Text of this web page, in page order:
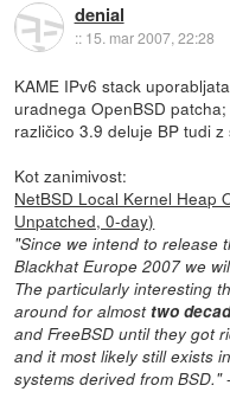
denial
:: 15. mar 2007, 22:28
KAME IPv6 stack
uradnega OpenBSD
različico 3.9 deluje BP tudi
Kot zanimivost:
NetBSD Local Kernel Heap
Unpatched, 0-day)
"Since we intend to release
Blackhat Europe 2007 we
The particularly interesting
around for almost two
and FreeBSD until they got
and it most likely still exists
systems derived from BSD."